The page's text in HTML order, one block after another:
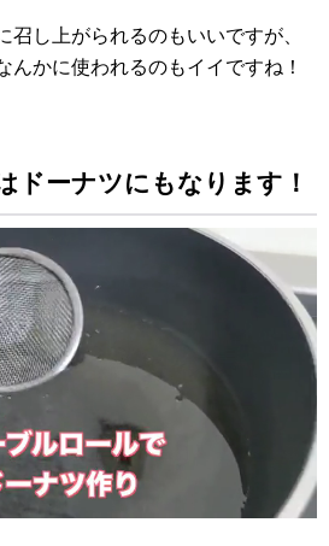
召し上がられるのもいいですが、
んかに使われるのもイイですね！
ドーナツにもなります！